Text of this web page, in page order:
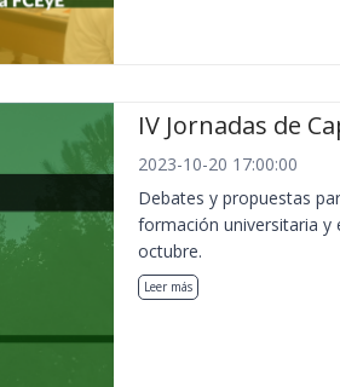
IV Jornadas de
2023-10-20 17:00:00
Debates y propuestas
formación universitaria y
octubre.
Leer más